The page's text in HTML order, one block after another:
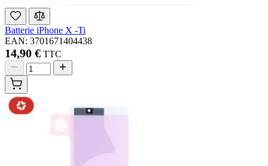
Batterie iPhone X -Ti
EAN: 3701671404438
14,90 € TTC